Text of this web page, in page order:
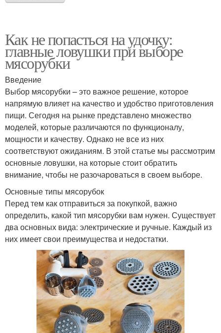
Как не попасться на удочку:
главные ловушки при выборе
мясорубки
Введение
Выбор мясорубки – это важное решение, которое
напрямую влияет на качество и удобство приготовления
пищи. Сегодня на рынке представлено множество
моделей, которые различаются по функционалу,
мощности и качеству. Однако не все из них
соответствуют ожиданиям. В этой статье мы рассмотрим
основные ловушки, на которые стоит обратить
внимание, чтобы не разочароваться в своем выборе.
Основные типы мясорубок
Перед тем как отправиться за покупкой, важно
определить, какой тип мясорубки вам нужен. Существует
два основных вида: электрические и ручные. Каждый из
них имеет свои преимущества и недостатки.